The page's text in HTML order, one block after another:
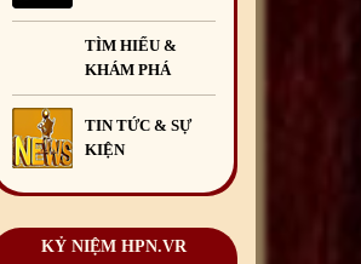
TÌM HIỂU &
KHÁM PHÁ
TIN TỨC & SỰ
KIỆN
KỶ NIỆM HPN.VR